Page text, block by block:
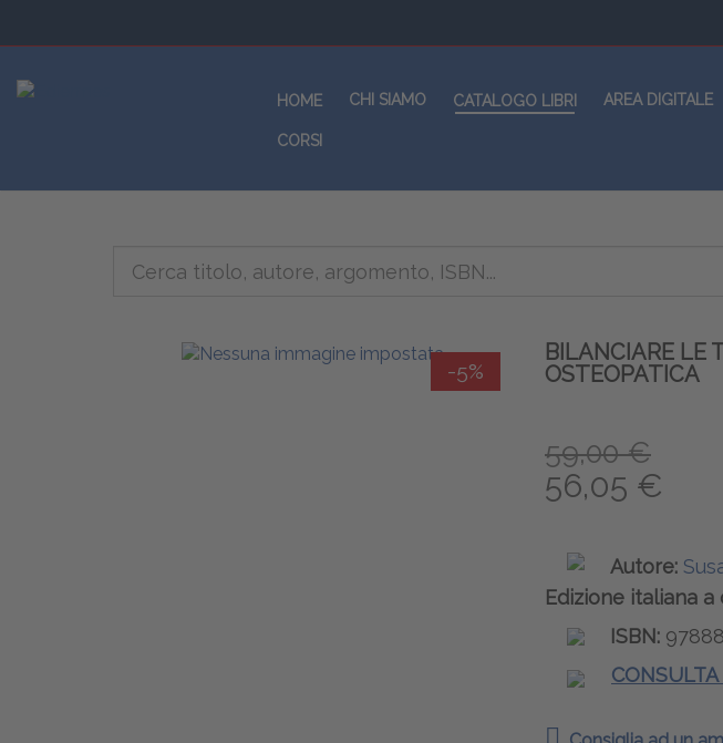
HOME CHI SIAMO CATALOGO LIBRI AREA DIGITALE
CORSI
-5%
BILANCIARE LE
OSTEOPATICA
59,00 €
56,05 €
Autore:
Edizione italiana a
ISBN: